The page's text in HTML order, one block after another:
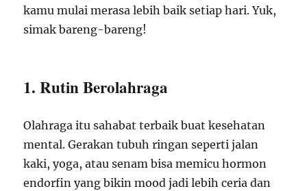
kamu mulai merasa lebih baik setiap hari. Yuk,
simak bareng-bareng!
1. Rutin Berolahraga
Olahraga itu sahabat terbaik buat kesehatan
mental. Gerakan tubuh ringan seperti jalan
kaki, yoga, atau senam bisa memicu hormon
endorfin yang bikin mood jadi lebih ceria dan